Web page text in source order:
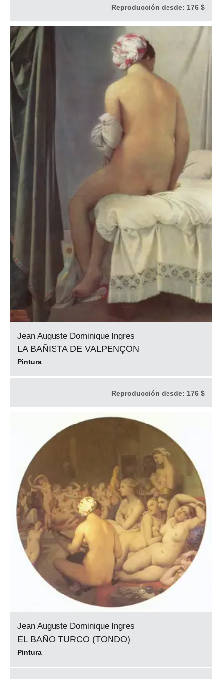
Reproducción desde: 176 $
Jean Auguste Dominique Ingres
LA BAÑISTA DE VALPENÇON
Pintura
Reproducción desde: 176 $
Jean Auguste Dominique Ingres
EL BAÑO TURCO (TONDO)
Pintura